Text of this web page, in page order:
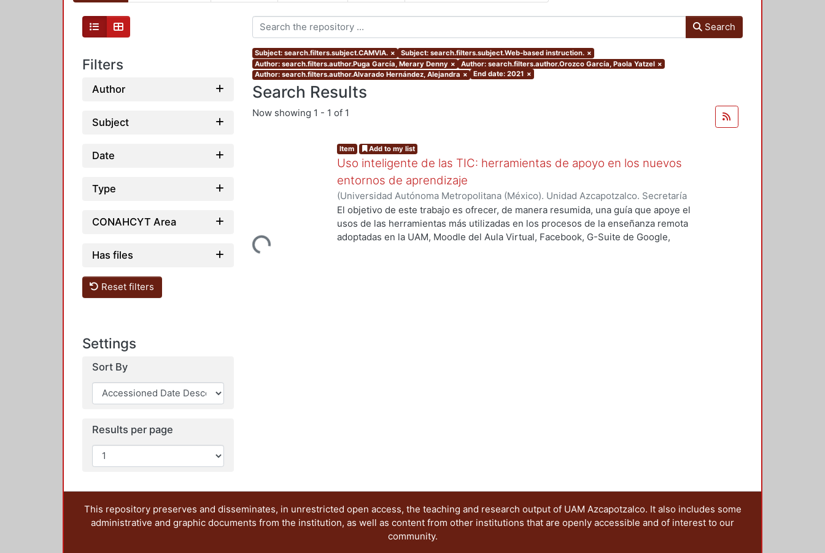
Filters
Author
Subject
Date
Type
CONAHCYT Area
Has files
Reset filters
Settings
Sort By
Results per page
Search
Subject: search.filters.subject.CAMVIA. × Subject: search.filters.subject.Web-based instruction. ×
Author: search.filters.author.Puga García, Merary Denny × Author: search.filters.author.Orozco García, Paola Yatzel ×
Author: search.filters.author.Alvarado Hernández, Alejandra × End date: 2021 ×
Search Results
Now showing 1 - 1 of 1
Loading...
Item Add to my list
Uso inteligente de las TIC: herramientas de apoyo en los nuevos
entornos de aprendizaje
(Universidad Autónoma Metropolitana (México). Unidad Azcapotzalco. Secretaría
Académica.,2021) García Castro, María Beatriz;Orozco García, Paola Yatzel;Puga
García, Merary Denny;Martínez Morales, Mercedes Isabel;Alvarado Hernández,
Alejandra; Tarango de la Torre, Juan Carlos
El objetivo de este trabajo es ofrecer, de manera resumida, una guía que apoye el
usos de las herramientas más utilizadas en los procesos de la enseñanza remota
adoptadas en la UAM, Moodle del Aula Virtual, Facebook, G-Suite de Google,
This repository preserves and disseminates, in unrestricted open access, the teaching and research output of UAM Azcapotzalco. It also includes some
administrative and graphic documents from the institution, as well as content from other institutions that are openly accessible and of interest to our
community.